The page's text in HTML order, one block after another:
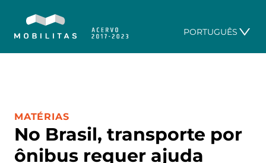
PORTUGUÊS
No Brasil, transporte por
ônibus requer ajuda
CATEGORIA:
MATÉRIAS